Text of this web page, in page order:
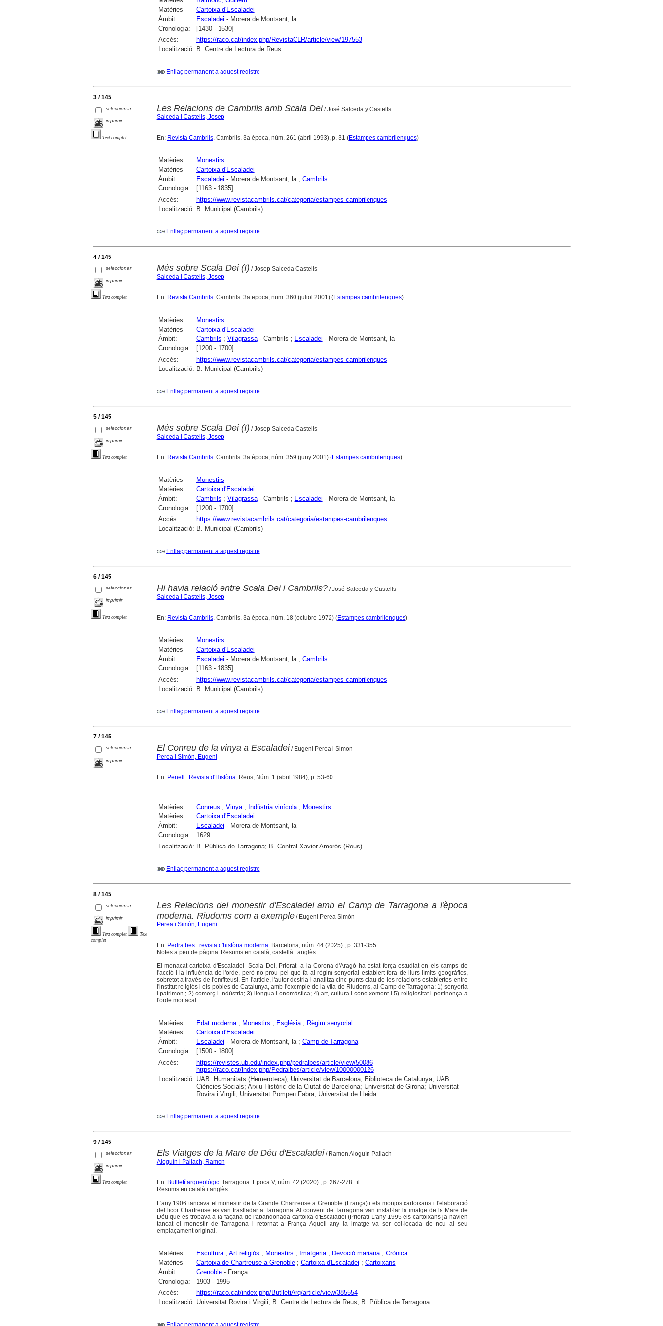
Matèries:
Cartoixa d'Escaladei
Àmbit:
Escaladei - Morera de Montsant, la
Cronologia:
[1430 - 1530]
Accés:
https://raco.cat/index.php/RevistaCLR/article/view/197553
Localització: B. Centre de Lectura de Reus
Enllaç permanent a aquest registre
3 / 145
seleccionar
imprimir
Text complet
Les Relacions de Cambrils amb Scala Dei/ José Salceda y Castells
Salceda i Castells, Josep
En: Revista Cambrils. Cambrils. 3a època, núm. 261 (abril 1993), p. 31 (Estampes cambrilenques)
Matèries:
Monestirs
Matèries:
Cartoixa d'Escaladei
Àmbit:
Escaladei - Morera de Montsant, la ; Cambrils
Cronologia:
[1163 - 1835]
Accés:
https://www.revistacambrils.cat/categoria/estampes-cambrilenques
Localització: B. Municipal (Cambrils)
Enllaç permanent a aquest registre
4 / 145
seleccionar
imprimir
Text complet
Més sobre Scala Dei (I) / Josep Salceda Castells
Salceda i Castells, Josep
En: Revista Cambrils. Cambrils. 3a època, núm. 360 (juliol 2001) (Estampes cambrilenques)
Matèries:
Monestirs
Matèries:
Cartoixa d'Escaladei
Àmbit:
Cambrils ; Vilagrassa- Cambrils ; Escaladei - Morera de Montsant, la
Cronologia:
[1200 - 1700]
Accés:
https://www.revistacambrils.cat/categoria/estampes-cambrilenques
Localització: B. Municipal (Cambrils)
Enllaç permanent a aquest registre
5 / 145
seleccionar
imprimir
Text complet
Més sobre Scala Dei (I) / Josep Salceda Castells
Salceda i Castells, Josep
En: Revista Cambrils. Cambrils. 3a època, núm. 359 (juny 2001) (Estampes cambrilenques)
Matèries:
Monestirs
Matèries:
Cartoixa d'Escaladei
Àmbit:
Cambrils ; Vilagrassa- Cambrils ; Escaladei - Morera de Montsant, la
Cronologia:
[1200 - 1700]
Accés:
https://www.revistacambrils.cat/categoria/estampes-cambrilenques
Localització: B. Municipal (Cambrils)
Enllaç permanent a aquest registre
6 / 145
seleccionar
imprimir
Text complet
Hi havia relació entre Scala Dei i Cambrils?/ José Salceda y Castells
Salceda i Castells, Josep
En: Revista Cambrils. Cambrils. 3a època, núm. 18 (octubre 1972) (Estampes cambrilenques)
Matèries:
Monestirs
Matèries:
Cartoixa d'Escaladei
Àmbit:
Escaladei - Morera de Montsant, la ; Cambrils
Cronologia:
[1163 - 1835]
Accés:
https://www.revistacambrils.cat/categoria/estampes-cambrilenques
Localització: B. Municipal (Cambrils)
Enllaç permanent a aquest registre
7 / 145
seleccionar
imprimir
El Conreu de la vinya a Escaladei/ Eugeni Perea i Simon
Perea i Simón, Eugeni
En: Penell : Revista d'Història . Reus, Núm. 1 (abril 1984), p. 53-60
Matèries: Conreus ; Vinya; Indústria vinícola; Monestirs
Matèries:
Cartoixa d'Escaladei
Àmbit:
Escaladei - Morera de Montsant, la
Cronologia:
1629
Localització: B. Pública de Tarragona; B. Central Xavier Amorós (Reus)
Enllaç permanent a aquest registre
8 / 145
seleccionar
imprimir
Text complet
Text
complet
Les Relacions del monestir d'Escaladei amb el Camp de Tarragona a l'època
moderna. Riudoms com a exemple/ Eugeni Perea Simón
Perea i Simón, Eugeni
En: Pedralbes : revista d'història moderna . Barcelona, núm. 44 (2025) , p. 331-355
Notes a peu de pàgina. Resums en català, castellà i anglès.
El monacat cartoixà d'Escaladei -Scala Dei, Priorat- a la Corona d'Aragó ha estat força estudiat en els camps de
l'acció i la influència de l'orde, però no prou pel que fa al règim senyorial establert fora de llurs límits geogràfics,
sobretot a través de l'emfiteusi. En l'article, l'autor destria i analitza cinc punts clau de les relacions establertes entre
l'institut religiós i els pobles de Catalunya, amb l'exemple de la vila de Riudoms, al Camp de Tarragona: 1) senyoria
i patrimoni; 2) comerç i indústria; 3) llengua i onomàstica; 4) art, cultura i coneixement i 5) religiositat i pertinença a
l'orde monacal.
Matèries: Edat moderna; Monestirs ; Església; Règim senyorial
Matèries:
Cartoixa d'Escaladei
Àmbit:
Escaladei - Morera de Montsant, la ; Camp de Tarragona
Cronologia:
[1500 - 1800]
Accés:
https://revistes.ub.edu/index.php/pedralbes/article/view/50086
https://raco.cat/index.php/Pedralbes/article/view/10000000126
Localització: UAB: Humanitats (Hemeroteca); Universitat de Barcelona; Biblioteca de Catalunya; UAB:
Ciències Socials; Arxiu Històric de la Ciutat de Barcelona; Universitat de Girona; Universitat
Rovira i Virgili; Universitat Pompeu Fabra; Universitat de Lleida
Enllaç permanent a aquest registre
9 / 145
seleccionar
imprimir
Text complet
Els Viatges de la Mare de Déu d'Escaladei/ Ramon Aloguín Pallach
Aloguín i Pallach, Ramon
En: Butlletí arqueològic. Tarragona. Època V, núm. 42 (2020) , p. 267-278 : il
Resums en català i anglès.
L'any 1906 tancava el monestir de la Grande Chartreuse a Grenoble (França) i els monjos cartoixans i l'elaboració
del licor Chartreuse es van traslladar a Tarragona. Al convent de Tarragona van instal·lar la imatge de la Mare de
Déu que es trobava a la façana de l'abandonada cartoixa d'Escaladei (Priorat) L'any 1995 els cartoixans ja havien
tancat el monestir de Tarragona i retornat a França Aquell any la imatge va ser col·locada de nou al seu
emplaçament original.
Matèries: Escultura; Art religiós ; Monestirs ; Imatgeria; Devoció mariana; Crònica
Matèries:
Cartoixa de Chartreuse a Grenoble; Cartoixa d'Escaladei ; Cartoixans
Àmbit:
Grenoble- França
Cronologia:
1903 - 1995
Accés:
https://raco.cat/index.php/ButlletiArq/article/view/385554
Localització: Universitat Rovira i Virgili; B. Centre de Lectura de Reus; B. Pública de Tarragona
Enllaç permanent a aquest registre